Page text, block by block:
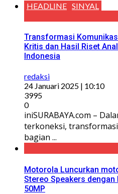
HEADLINE SINYAL
Transformasi
Kritis dan Hasil Riset
Indonesia
redaksi
24 Januari 2025 | 10:10
3995
0
iniSURABAYA.com –
terkoneksi,
bagian ...
Motorola Luncurkan
Stereo Speakers
50MP